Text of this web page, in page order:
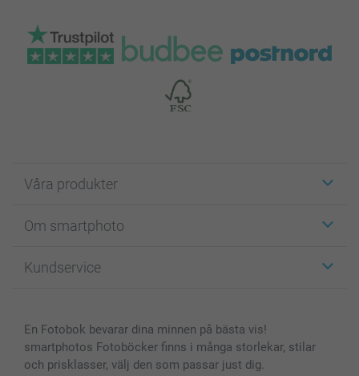
Våra produkter
Fotokort
Fotoböcker
Skal till Mobil & Surfplatta
MyNameBook
Om smartphoto
För affiliates
Sitemap
Villkor och garantier
Kundservice
smartbonus
Priser & betalning
En Fotobok bevarar dina minnen på bästa vis!
smartphotos Fotoböcker finns i många storlekar, stilar
och prisklasser, välj den som passar just dig.